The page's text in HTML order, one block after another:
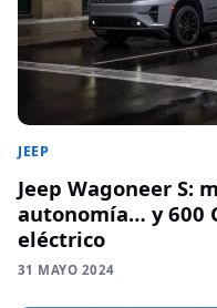
JEEP
Jeep Wagoneer S:
autonomía… y 600
eléctrico
31 MAYO 2024